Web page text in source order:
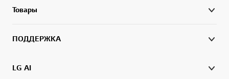
Товары
ПОДДЕРЖКА
LG AI